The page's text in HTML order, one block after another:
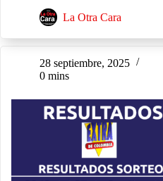
La Otra Cara
28 septiembre, 2025
0 mins